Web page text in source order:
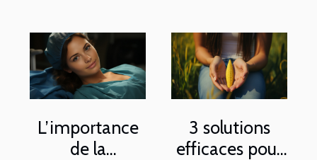
L’importance
de la
3 solutions
efficaces pour